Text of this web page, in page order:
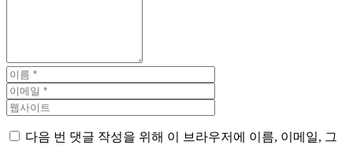
다음 번 댓글 작성을 위해 이 브라우저에 이름, 이메일, 그